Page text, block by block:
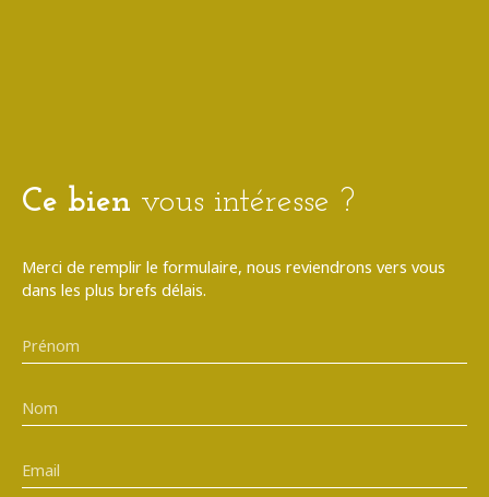
Ce bien vous intéresse ?
Merci de remplir le formulaire, nous reviendrons vers vous
dans les plus brefs délais.
Prénom
Nom
Email